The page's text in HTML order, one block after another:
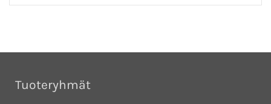
Tuoteryhmät